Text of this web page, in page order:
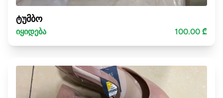
ტუმბო
იყიდება 100.00 ₾